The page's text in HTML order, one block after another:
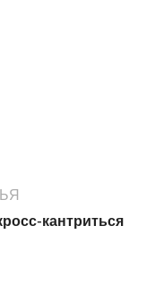
кантриться